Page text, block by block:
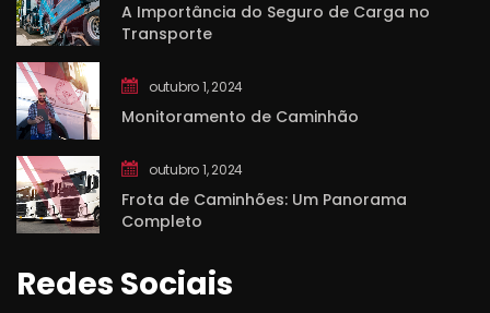
A Importância do Seguro de Carga no
Transporte
outubro 1, 2024
Monitoramento de Caminhão
outubro 1, 2024
Frota de Caminhões: Um Panorama
Completo
Redes Sociai